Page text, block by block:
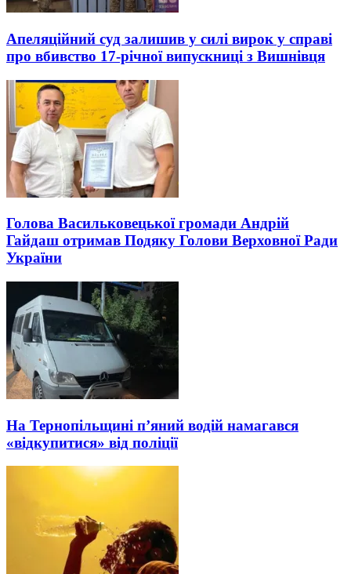
Апеляційний суд залишив у силі вирок у справі
про вбивство 17-річної випускниці з Вишнівця
Голова Васильковецької громади Андрій
Гайдаш отримав Подяку Голови Верховної Ради
України
На Тернопільщині п’яний водій намагався
«відкупитися» від поліції